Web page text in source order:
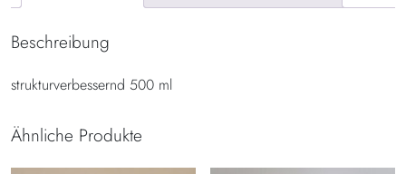
Beschreibung
strukturverbessernd 500 ml
Ähnliche Produkte